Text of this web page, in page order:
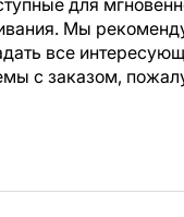
для
Мы
все
с заказом,